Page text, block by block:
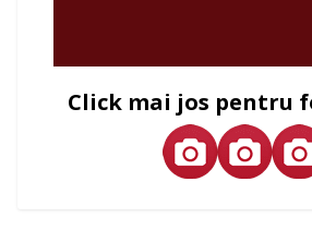
Click mai jos pentru